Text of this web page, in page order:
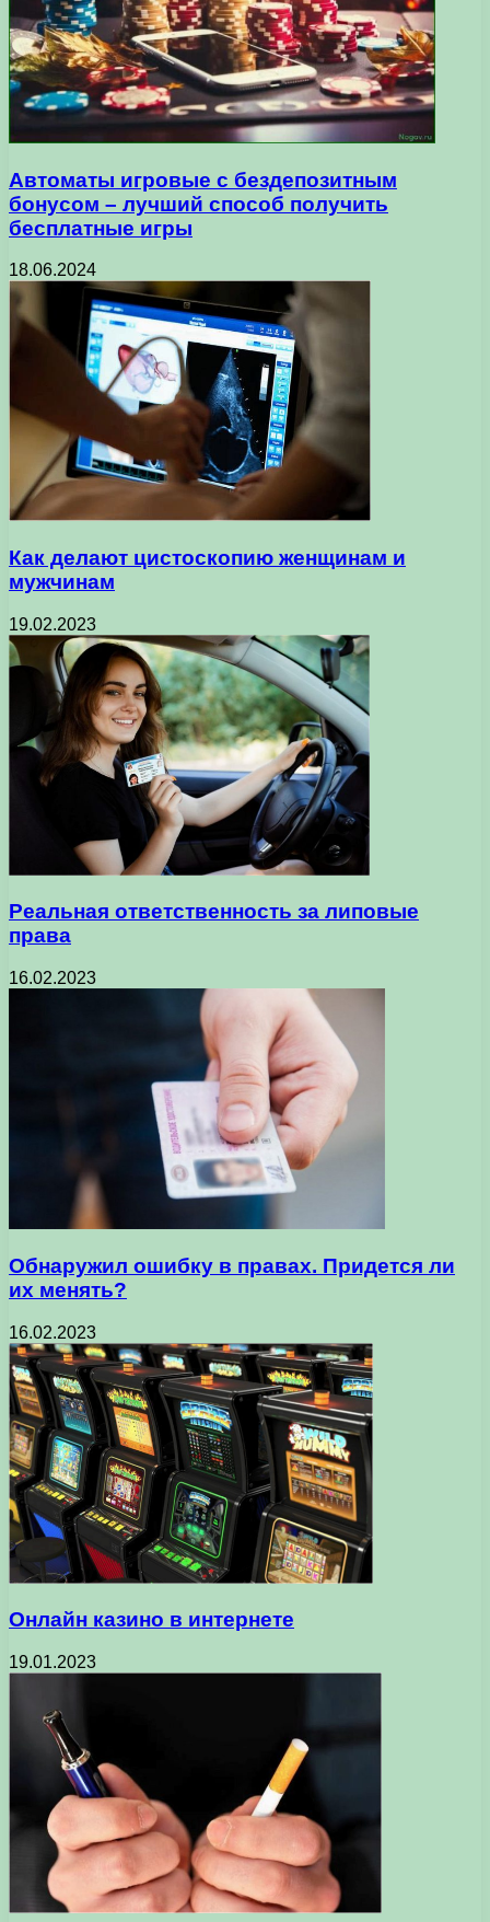
Автоматы игровые с бездепозитным
бонусом – лучший способ получить
бесплатные игры
18.06.2024
Как делают цистоскопию женщинам и
мужчинам
19.02.2023
Реальная ответственность за липовые
права
16.02.2023
Обнаружил ошибку в правах. Придется ли
их менять?
16.02.2023
Онлайн казино в интернете
19.01.2023